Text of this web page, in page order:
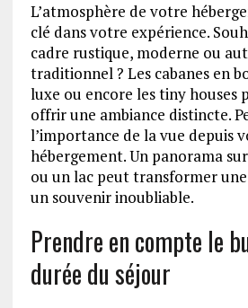
L’atmosphère de votre
clé dans votre expérience.
cadre rustique, moderne ou
traditionnel ? Les cabanes en
luxe ou encore les tiny houses
offrir une ambiance distincte.
l’importance de la vue depuis
hébergement. Un panorama
ou un lac peut transformer
un souvenir inoubliable.
Prendre en compte le
durée du séjour